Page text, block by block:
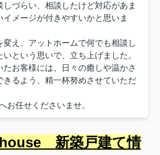
づらい、相談したけど対応があま
イメージが付きやすいかと思いま
え、アットホームで何でも相談し
という思いで、立ち上げました。
お客様には、日々の癒しや温かさ
るよう、精一杯努めさせていただ
お任せくださいませ。
house 新築戸建て情